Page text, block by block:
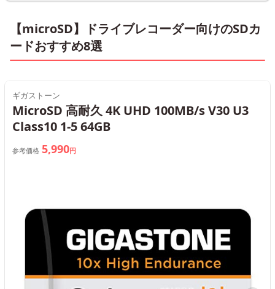
【microSD】ドライブレコーダー向けのSDカ
ードおすすめ8選
ギガストーン
MicroSD 高耐久 4K UHD 100MB/s V30 U3
Class10 1-5 64GB
参考価格 5,990円